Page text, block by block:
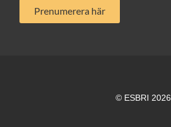
Prenumerera här
© ESBRI 2026